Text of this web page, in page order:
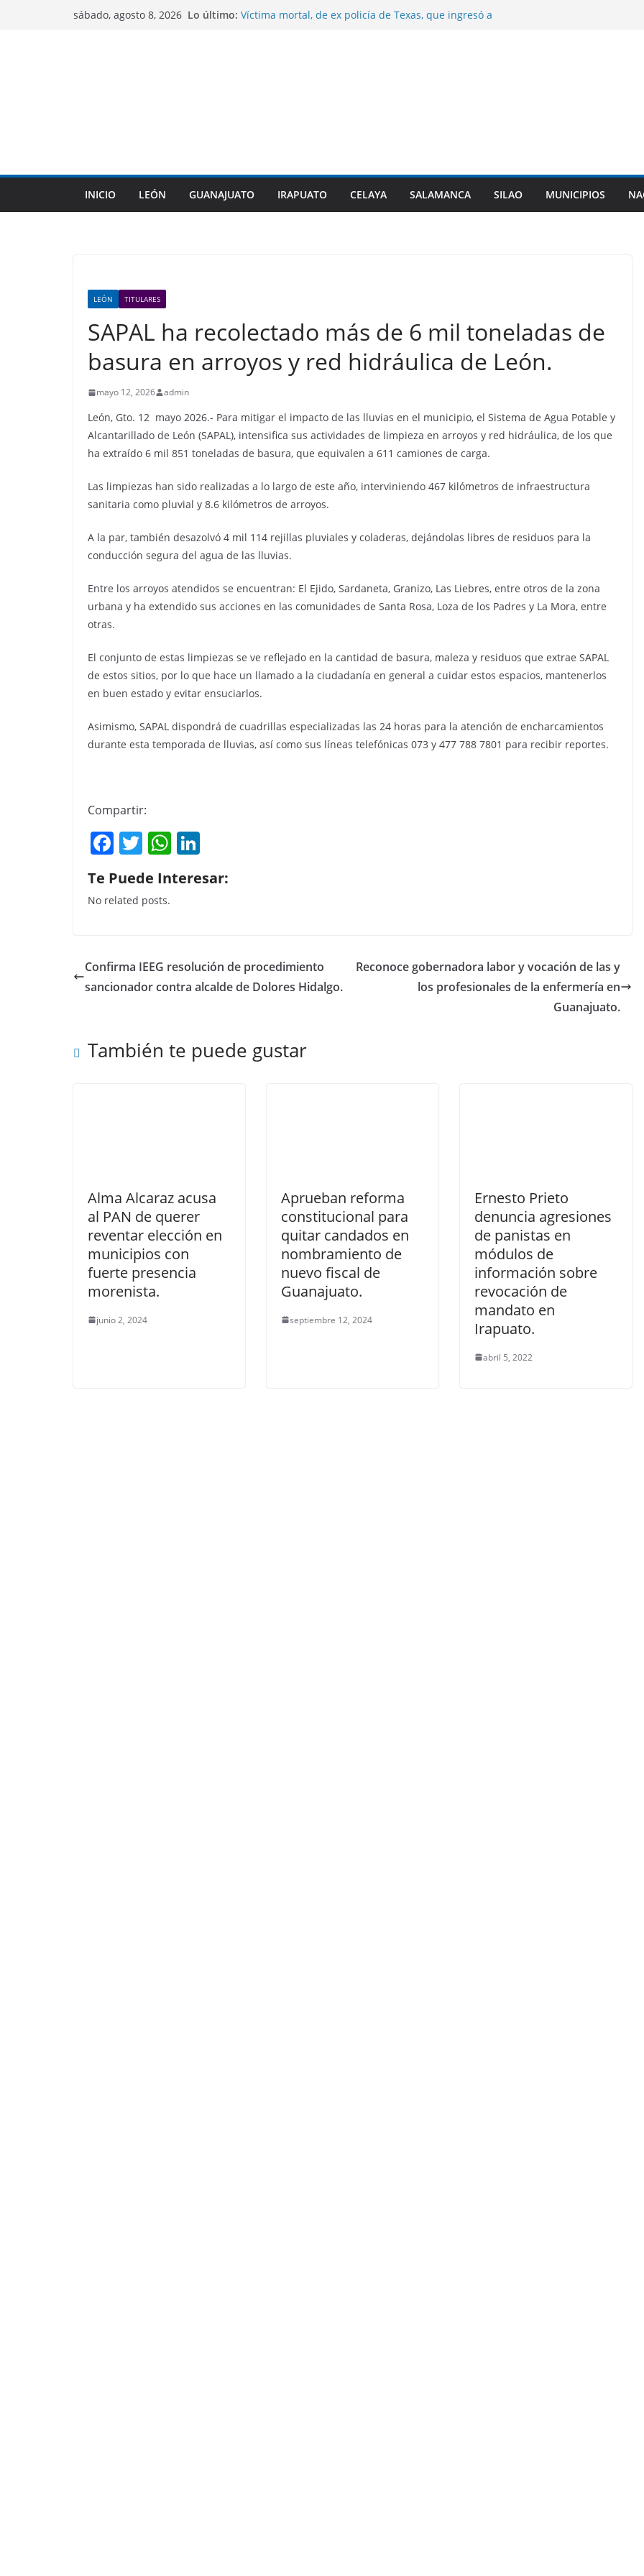
sábado, agosto 8, 2026 Lo último: Víctima mortal, de ex policía de Texas, que ingresó a
INICIO LEÓN GUANAJUATO IRAPUATO CELAYA SALAMANCA SILAO MUNICIPIOS
LEÓN TITULARES
SAPAL ha recolectado más de 6 mil toneladas de
basura en arroyos y red hidráulica de León.
mayo 12, 2026 admin
León, Gto. 12 mayo 2026.- Para mitigar el impacto de las lluvias en el municipio, el Sistema de Agua Potable y
Alcantarillado de León (SAPAL), intensifica sus actividades de limpieza en arroyos y red hidráulica, de los que
ha extraído 6 mil 851 toneladas de basura, que equivalen a 611 camiones de carga.
Las limpiezas han sido realizadas a lo largo de este año, interviniendo 467 kilómetros de infraestructura
sanitaria como pluvial y 8.6 kilómetros de arroyos.
A la par, también desazolvó 4 mil 114 rejillas pluviales y coladeras, dejándolas libres de residuos para la
conducción segura del agua de las lluvias.
Entre los arroyos atendidos se encuentran: El Ejido, Sardaneta, Granizo, Las Liebres, entre otros de la zona
urbana y ha extendido sus acciones en las comunidades de Santa Rosa, Loza de los Padres y La Mora, entre
otras.
El conjunto de estas limpiezas se ve reflejado en la cantidad de basura, maleza y residuos que extrae SAPAL
de estos sitios, por lo que hace un llamado a la ciudadanía en general a cuidar estos espacios, mantenerlos
en buen estado y evitar ensuciarlos.
Asimismo, SAPAL dispondrá de cuadrillas especializadas las 24 horas para la atención de encharcamientos
durante esta temporada de lluvias, así como sus líneas telefónicas 073 y 477 788 7801 para recibir reportes.
Compartir:
F
a
c
e
o
o
T
w
itt
er
W
h
at
p
p
k
n
Te Puede Interesar:
No related posts.
Confirma IEEG resolución de procedimiento
sancionador contra alcalde de Dolores Hidalgo.
Reconoce gobernadora labor y vocación de las y
los profesionales de la enfermería en
Guanajuato.
También te puede gustar
Alma Alcaraz acusa
al PAN de querer
reventar elección en
municipios con
fuerte presencia
morenista.
junio 2, 2024
Aprueban reforma
constitucional para
quitar candados en
nombramiento de
nuevo fiscal de
Guanajuato.
septiembre 12, 2024
Ernesto Prieto
denuncia agresiones
de panistas en
módulos de
información sobre
revocación de
mandato en
Irapuato.
abril 5, 2022